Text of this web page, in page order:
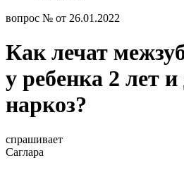
вопрос № от 26.01.2022
Как лечат
у ребенка 2 лет
наркоз?
спрашивает
Саглара